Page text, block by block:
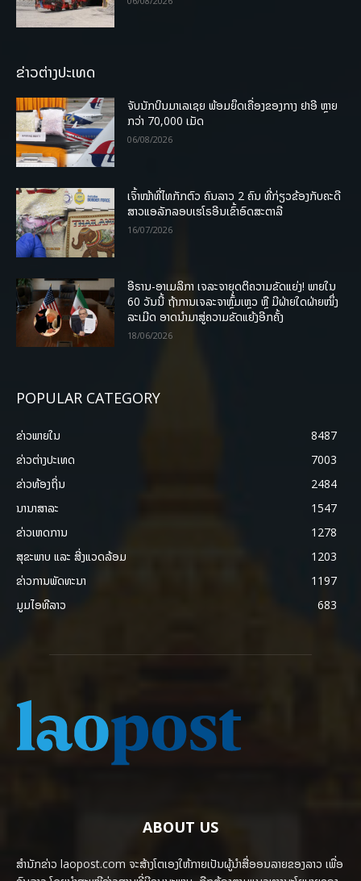
ຂ່າວຕ່າງປະເທດ
ຈັບນັກບິນມາເລເຊຍ ພ້ອມຍຶດເຄື່ອງຂອງກາງ ຢາອີ ຫຼາຍ
ກວ່າ 70,000 ເມັດ
06/08/2026
ເຈົ້າໜ້າທີ່ໄທກັກຕົວ ຄົນລາວ 2 ຄົນ ທີ່ກ່ຽວຂ້ອງກັບຄະດີ
ສາວແອລັກລອບເຮໂຣອີນເຂົ້າອົດສະຕາລີ
16/07/2026
ອີຣານ-ອາເມລິກາ ເຈລະຈາຍຸດຕິຄວາມຂັດແຍ່ງ! ພາຍໃນ
60 ວັນນີ້ ຖ້າການເຈລະຈາຫຼົ້ມເຫຼວ ຫຼື ມີຝ່າຍໃດຝ່າຍໜຶ່ງ
ລະເມີດ ອາດນໍາມາສູ່ຄວາມຂັດແຍ້ງອີກຄັ້ງ
18/06/2026
POPULAR CATEGORY
ຂ່າວພາຍ​ໃນ
8487
ຂ່າວຕ່າງປະເທດ
7003
ຂ່າວທ້ອງຖິ່ນ
2484
ນານາສາລະ
1547
ຂ່າວເຫດການ
1278
ສຸຂະພາບ ແລະ ສີ່ງແວດລ້ອມ
1203
ຂ່າວການພັດທະນາ
1197
ມູມໄອທີລາວ
683
ABOUT US
ສຳນັກຂ່າວ laopost.com ຈະສ້າງໂຕເອງໃຫ້ກາຍເປັນຜູ້ນຳສື່ອອນລາຍຂອງລາວ ເພື່ອ